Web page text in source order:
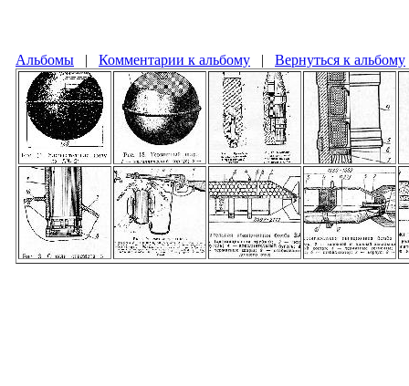
Альбомы | Комментарии к альбому | Вернуться к альбому